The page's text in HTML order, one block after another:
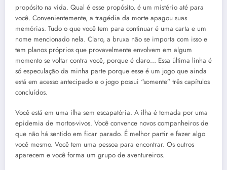
propósito na vida. Qual é esse propósito, é um mistério até para
você. Convenientemente, a tragédia da morte apagou suas
memórias. Tudo o que você tem para continuar é uma carta e um
nome mencionado nela. Claro, a bruxa não se importa com isso e
tem planos próprios que provavelmente envolvem em algum
momento se voltar contra você, porque é claro… Essa última linha é
só especulação da minha parte porque esse é um jogo que ainda
está em acesso antecipado e o jogo possui “somente” três capítulos
concluídos.
Você está em uma ilha sem escapatória. A ilha é tomada por uma
epidemia de mortos-vivos. Você convence novos companheiros de
que não há sentido em ficar parado. É melhor partir e fazer algo
você mesmo. Você tem uma pessoa para encontrar. Os outros
aparecem e você forma um grupo de aventureiros.